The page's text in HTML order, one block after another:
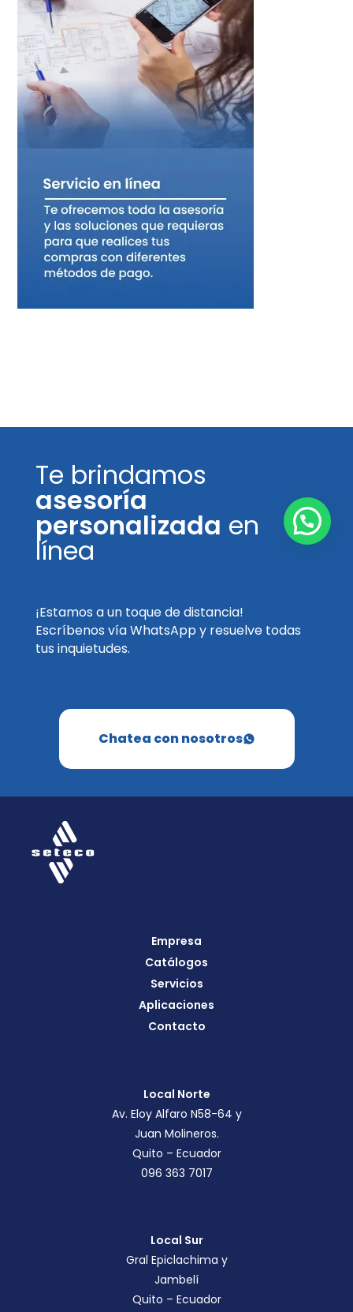
Te brindamos
asesoría
personalizada en
línea
¡Estamos a un toque de distancia!
Escríbenos vía WhatsApp y resuelve todas
tus inquietudes.
Chatea con nosotros
Empresa
Catálogos
Servicios
Aplicaciones
Contacto
Local Norte
Av. Eloy Alfaro N58-64 y
Juan Molineros.
Quito – Ecuador
096 363 7017
Local Sur
Gral Epiclachima y
Jambelí
Quito – Ecuador